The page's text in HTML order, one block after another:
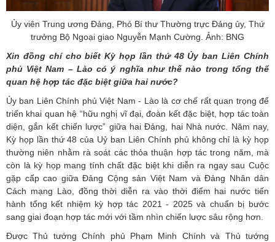
Ủy viên Trung ương Đảng, Phó Bí thư Thường trực Đảng ủy, Thứ
trưởng Bộ Ngoại giao Nguyễn Mạnh Cường. Ảnh: BNG
Xin đồng chí cho biết Kỳ họp lần thứ 48 Ủy ban Liên Chính
phủ Việt Nam – Lào có ý nghĩa như thế nào trong tổng thể
quan hệ hợp tác đặc biệt giữa hai nước?
Ủy ban Liên Chính phủ Việt Nam - Lào là cơ chế rất quan trọng để
triển khai quan hệ “hữu nghị vĩ đại, đoàn kết đặc biệt, hợp tác toàn
diện, gắn kết chiến lược” giữa hai Đảng, hai Nhà nước. Năm nay,
Kỳ họp lần thứ 48 của Uỷ ban Liên Chính phủ không chỉ là kỳ họp
thường niên nhằm rà soát các thỏa thuận hợp tác trong năm, mà
còn là kỳ họp mang tính chất đặc biệt khi diễn ra ngay sau Cuộc
gặp cấp cao giữa Đảng Cộng sản Việt Nam và Đảng Nhân dân
Cách mạng Lào, đồng thời diễn ra vào thời điểm hai nước tiến
hành tổng kết nhiệm kỳ hợp tác 2021 - 2025 và chuẩn bị bước
sang giai đoạn hợp tác mới với tầm nhìn chiến lược sâu rộng hơn.
Được Thủ tướng Chính phủ Phạm Minh Chính và Thủ tướng